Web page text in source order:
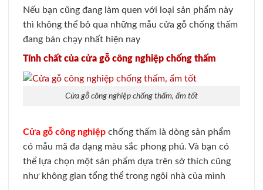
Nếu bạn cũng đang làm quen với loại sản phẩm này
thì không thể bỏ qua những mẫu cửa gỗ chống thấm
đang bán chạy nhất hiện nay
Tính chất của cửa gỗ công nghiệp chống thấm
Cửa gỗ công nghiệp chống thấm, ẩm tốt
Cửa gỗ công nghiệp chống thấm là dòng sản phẩm
có mẫu mã đa dạng màu sắc phong phú. Và bạn có
thể lựa chọn một sản phẩm dựa trên sở thích cũng
như không gian tổng thể trong ngôi nhà của mình